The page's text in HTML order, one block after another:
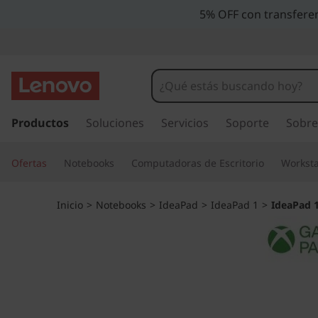
e
a
P
a
5% OFF con
r
c
Productos Soluciones Servicios Soporte
Ofertas Notebooks Computadoras de Escritorio
Inicio > Notebooks > IdeaPad > IdeaPad 1 > IdeaPad